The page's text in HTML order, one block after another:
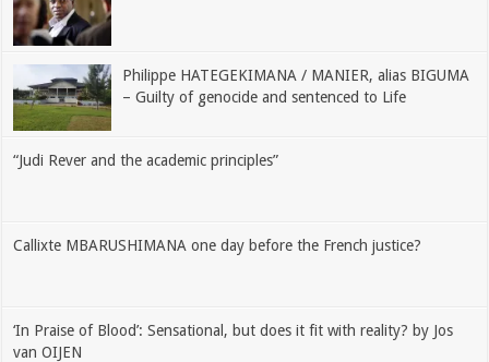
Philippe HATEGEKIMANA / MANIER, alias BIGUMA
– Guilty of genocide and sentenced to Life
“Judi Rever and the academic principles”
Callixte MBARUSHIMANA one day before the French justice?
‘In Praise of Blood’: Sensational, but does it fit with reality? by Jos
van OIJEN